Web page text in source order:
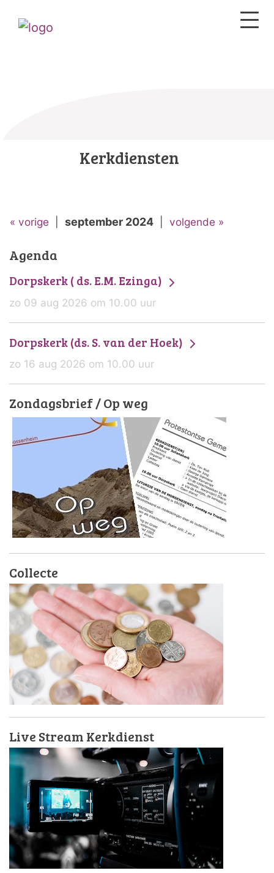
Kerkdiensten
« vorige september 2024 volgende »
Agenda
Dorpskerk ( ds. E.M. Ezinga)
zo 09 aug 2026 om 10.00 uur
Dorpskerk (ds. S. van der Hoek)
zo 16 aug 2026 om 10.00 uur
Zondagsbrief / Op weg
Collecte
Live Stream Kerkdienst